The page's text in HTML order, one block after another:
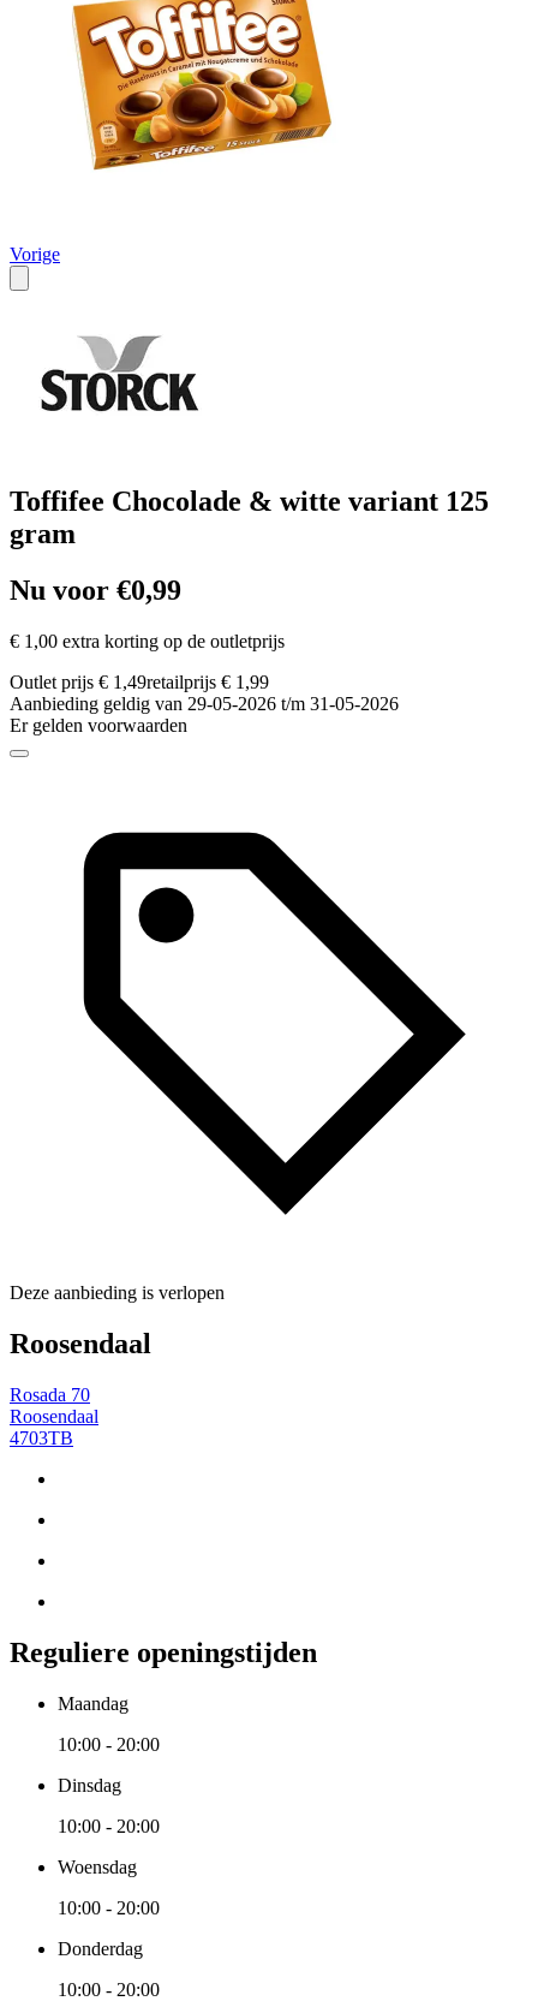
Vorige
Toffifee Chocolade & witte variant 125
gram
Nu voor €0,99
€ 1,00 extra korting op de outletprijs
Outlet prijs € 1,49retailprijs € 1,99
Aanbieding geldig van 29-05-2026 t/m 31-05-2026
Er gelden voorwaarden
Deze aanbieding is verlopen
Roosendaal
Rosada 70
Roosendaal
4703TB
Reguliere openingstijden
Maandag
10:00 - 20:00
Dinsdag
10:00 - 20:00
Woensdag
10:00 - 20:00
Donderdag
10:00 - 20:00